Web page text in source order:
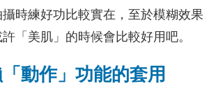
時練好功比較實在，至於模糊效果
「美肌」的時候會比較好用吧。
動作」功能的套用